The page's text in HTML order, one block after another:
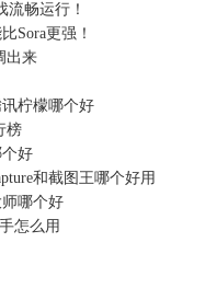
流畅运行！
Sora更强！
出来
讯柠檬哪个好
榜
个好
和截图王哪个好用
师哪个好
怎么用